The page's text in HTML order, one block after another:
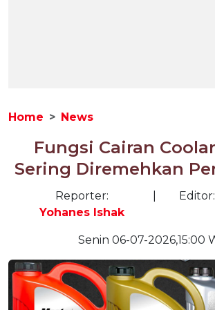
Home News
Fungsi Cairan
Sering Diremehkan
Reporter:
Yohanes Ishak
Editor:
Senin 06-07-2026,15:00